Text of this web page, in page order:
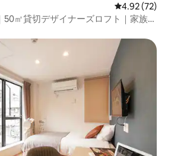
レビュー72
4.92 (72)
㎡貸切デザイナーズロフト｜家族・